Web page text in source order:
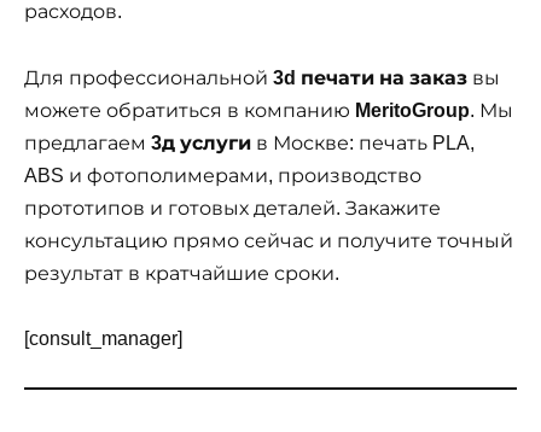
расходов.
Для профессиональной 3d печати на заказ вы
можете обратиться в компанию MeritoGroup. Мы
предлагаем 3д услуги в Москве: печать PLA,
ABS и фотополимерами, производство
прототипов и готовых деталей. Закажите
консультацию прямо сейчас и получите точный
результат в кратчайшие сроки.
[consult_manager]